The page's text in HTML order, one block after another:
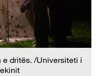
e dritës. /Universiteti i